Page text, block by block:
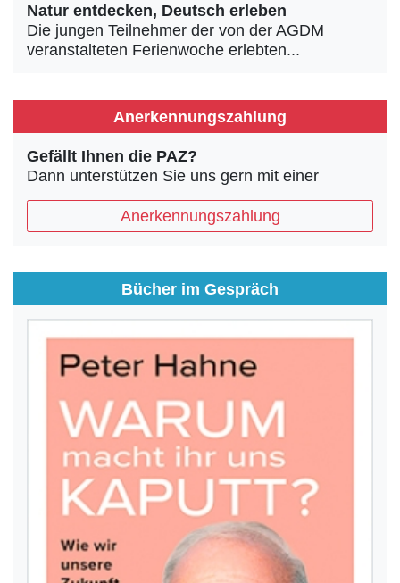
Natur entdecken, Deutsch erleben
Die jungen Teilnehmer der von der AGDM
veranstalteten Ferienwoche erlebten...
Anerkennungszahlung
Gefällt Ihnen die PAZ?
Dann unterstützen Sie uns gern mit einer
Anerkennungszahlung
Bücher im Gespräch